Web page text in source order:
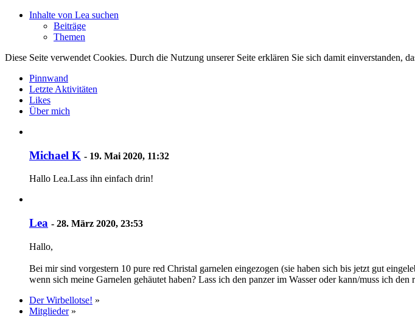
Inhalte von Lea suchen
Beiträge
Themen
Diese Seite verwendet Cookies. Durch die Nutzung unserer Seite erklären Sie sich damit einverstanden,
Pinnwand
Letzte Aktivitäten
Likes
Über mich
Michael K - 19. Mai 2020, 11:32
Hallo Lea.Lass ihn einfach drin!
Lea - 28. März 2020, 23:53
Hallo,
Bei mir sind vorgestern 10 pure red Christal garnelen eingezogen (sie haben sich bis jetzt gut
wenn sich meine Garnelen gehäutet haben? Lass ich den panzer im Wasser oder kann/muss ich den
Der Wirbellotse! »
Mitglieder »